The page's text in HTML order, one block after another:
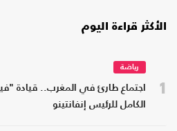
الأكثر قراءة اليوم
1
رياضة
اجتماع طارئ في المغرب.. قيادة
الكامل للرئيس إنفانتينو